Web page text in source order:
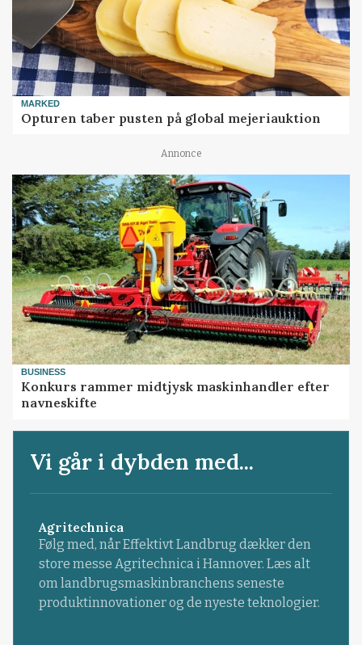
MARKED
Opturen taber pusten på global mejeriauktion
Annonce
BUSINESS
Konkurs rammer midtjysk maskinhandler efter
navneskifte
Vi går i dybden med...
Agritechnica
Følg med, når Effektivt Landbrug dækker den
store messe Agritechnica i Hannover. Læs alt
om landbrugsmaskinbranchens seneste
produktinnovationer og de nyeste teknologier.